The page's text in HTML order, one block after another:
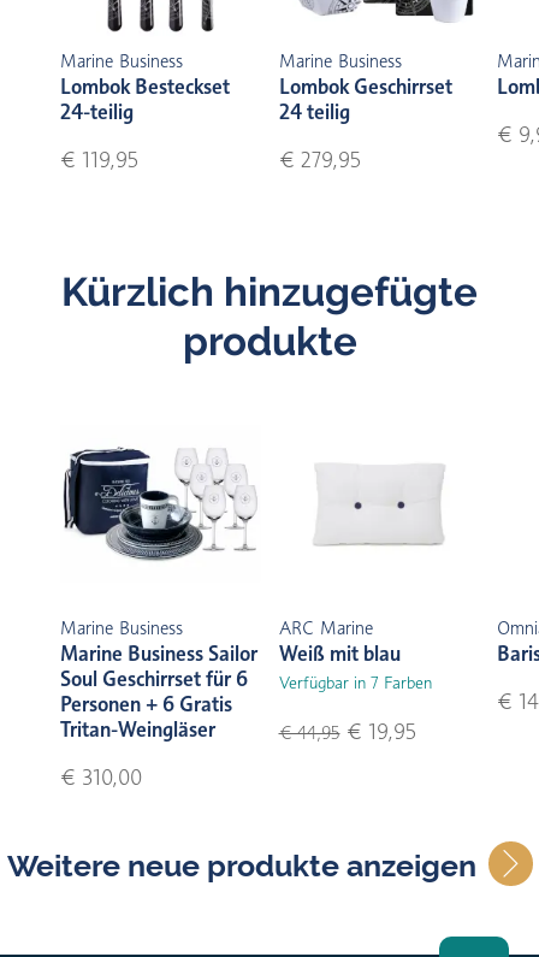
Marine Business
Lombok Besteckset
24-teilig
€ 119,95
Marine Business
Lombok Geschirrset
24 teilig
€ 279,95
€
Kürzlich hinzugefügte
produkte
Marine Business
Marine Business Sailor
Soul Geschirrset für 6
Personen + 6 Gratis
Tritan-Weingläser
€ 310,00
ARC Marine
Weiß mit blau
Verfügbar in 7 Farben
€ 44,95€ 19,95
€
Weitere neue produkte anzeigen